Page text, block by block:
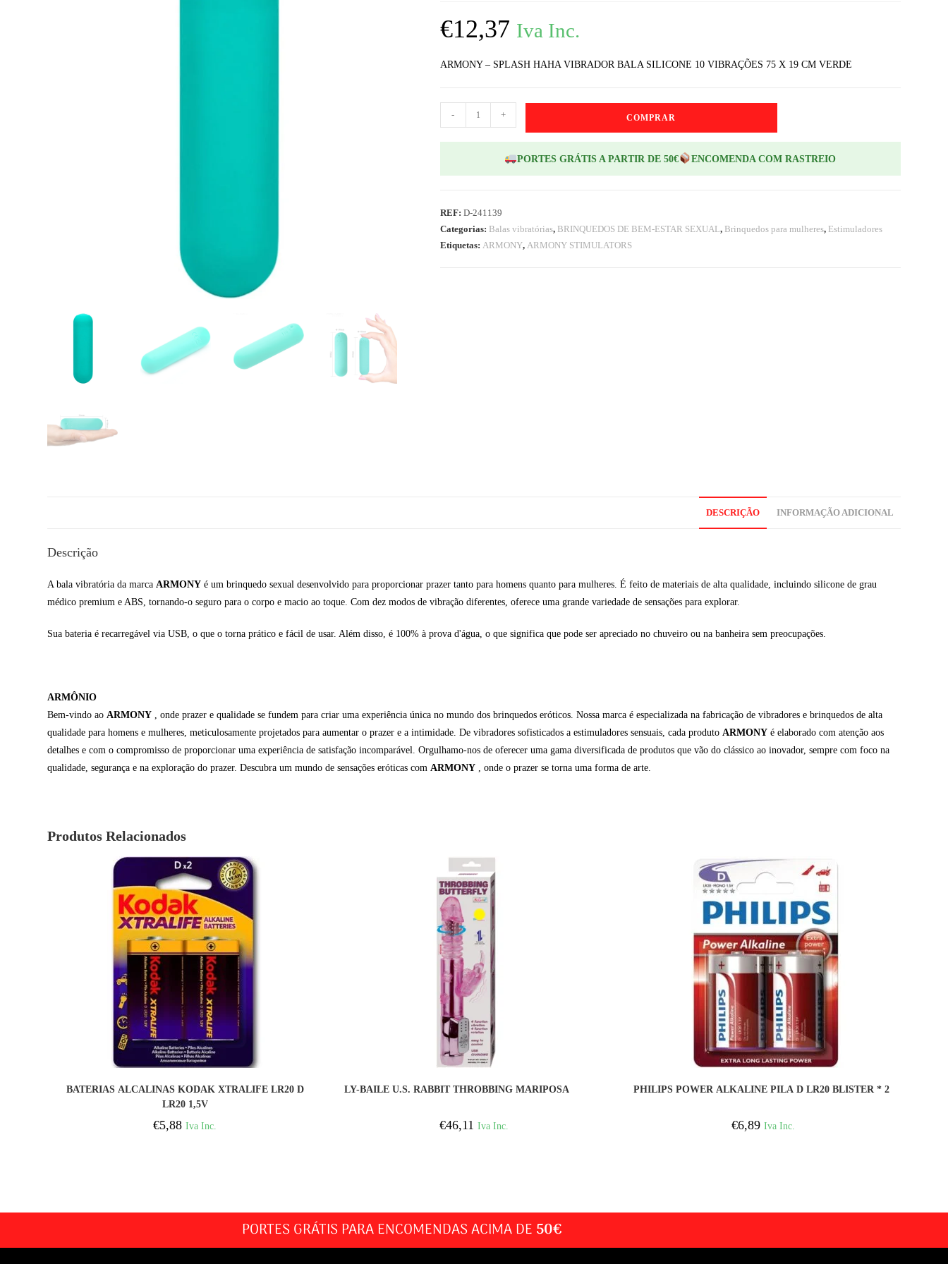
€12,37 Iva Inc.
ARMONY – SPLASH HAHA VIBRADOR BALA SILICONE 10 VIBRAÇÕES 75 X 19 CM VERDE
- + COMPRAR
PORTES GRÁTIS A PARTIR DE 50€ ENCOMENDA COM RASTREIO
REF: D-241139
Categorias: Balas vibratórias, BRINQUEDOS DE BEM-ESTAR SEXUAL, Brinquedos para mulheres, Estimuladores
Etiquetas: ARMONY, ARMONY STIMULATORS
DESCRIÇÃO INFORMAÇÃO ADICIONAL
Descrição
A bala vibratória da marcaARMONY é um brinquedo sexual desenvolvido para proporcionar prazer tanto para homens quanto para mulheres. É feito de materiais de alta qualidade, incluindo silicone de grau
médico premium e ABS, tornando-o seguro para o corpo e macio ao toque. Com dez modos de vibração diferentes, oferece uma grande variedade de sensações para explorar.
Sua bateria é recarregável via USB, o que o torna prático e fácil de usar. Além disso, é 100% à prova d'água, o que significa que pode ser apreciado no chuveiro ou na banheira sem preocupações.
ARMÔNIO
Bem-vindo aoARMONY , onde prazer e qualidade se fundem para criar uma experiência única no mundo dos brinquedos eróticos. Nossa marca é especializada na fabricação de vibradores e brinquedos de alta
qualidade para homens e mulheres, meticulosamente projetados para aumentar o prazer e a intimidade. De vibradores sofisticados a estimuladores sensuais, cada produtoARMONY é elaborado com atenção aos
detalhes e com o compromisso de proporcionar uma experiência de satisfação incomparável. Orgulhamo-nos de oferecer uma gama diversificada de produtos que vão do clássico ao inovador, sempre com foco na
qualidade, segurança e na exploração do prazer. Descubra um mundo de sensações eróticas comARMONY , onde o prazer se torna uma forma de arte.
Produtos Relacionados
BATERIAS ALCALINAS KODAK XTRALIFE LR20 D
LR20 1,5V
€5,88 Iva Inc.
LY-BAILE U.S. RABBIT THROBBING MARIPOSA
€46,11 Iva Inc.
PHILIPS POWER ALKALINE PILA D LR20 BLISTER * 2
€6,89 Iva Inc.
PORTES GRÁTIS PARA ENCOMENDAS ACIMA DE 50€